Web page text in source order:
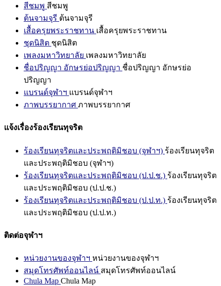
สีชมพู สีชมพู
ต้นจามจุรี ต้นจามจุรี
เสื้อครุยพระราชทาน เสื้อครุยพระราชทาน
ชุดนิสิต ชุดนิสิต
เพลงมหาวิทยาลัย เพลงมหาวิทยาลัย
ชื่อปริญญา อักษรย่อปริญญา ชื่อปริญญา อักษรย่อ
ปริญญา
แบรนด์จุฬาฯ แบรนด์จุฬาฯ
ภาพบรรยากาศ ภาพบรรยากาศ
แจ้งเรื่องร้องเรียนทุจริต
ร้องเรียนทุจริตและประพฤติมิชอบ (จุฬาฯ) ร้องเรียนทุจริต
และประพฤติมิชอบ (จุฬาฯ)
ร้องเรียนทุจริตและประพฤติมิชอบ (ป.ป.ช.) ร้องเรียนทุจริต
และประพฤติมิชอบ (ป.ป.ช.)
ร้องเรียนทุจริตและประพฤติมิชอบ (ป.ป.ท.) ร้องเรียนทุจริต
และประพฤติมิชอบ (ป.ป.ท.)
ติดต่อจุฬาฯ
หน่วยงานของจุฬาฯ หน่วยงานของจุฬาฯ
สมุดโทรศัพท์ออนไลน์ สมุดโทรศัพท์ออนไลน์
Chula Map Chula Map